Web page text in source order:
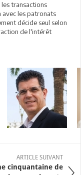
transactions
avec les patronats
décide seul selon
de l'intérêt
ARTICLE SUIVANT
cinquantaine de